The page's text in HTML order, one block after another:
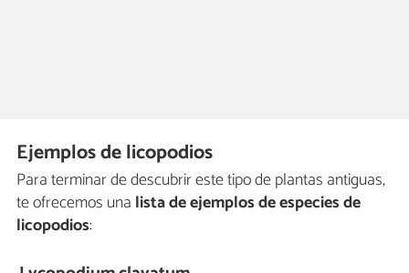
Ejemplos de licopodios
Para terminar de descubrir este tipo de plantas antiguas,
te ofrecemos una lista de ejemplos de especies de
licopodios: